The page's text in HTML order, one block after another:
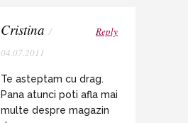
Cristina /
04.07.2011
Reply
Te asteptam cu drag.
Pana atunci poti afla mai
multe despre magazin